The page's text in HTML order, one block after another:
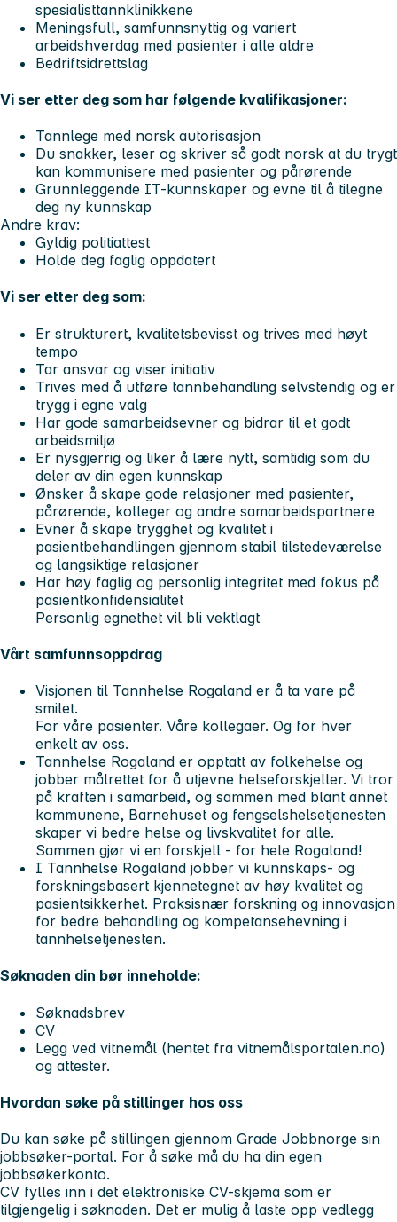
spesialisttannklinikkene
Meningsfull, samfunnsnyttig og variert
arbeidshverdag med pasienter i alle aldre
Bedriftsidrettslag
Vi ser etter deg som har følgende kvalifikasjoner:
Tannlege med norsk autorisasjon
Du snakker, leser og skriver så godt norsk at du trygt
kan kommunisere med pasienter og pårørende
Grunnleggende IT-kunnskaper og evne til å tilegne
deg ny kunnskap
Andre krav:
Gyldig politiattest
Holde deg faglig oppdatert
Vi ser etter deg som:
Er strukturert, kvalitetsbevisst og trives med høyt
tempo
Tar ansvar og viser initiativ
Trives med å utføre tannbehandling selvstendig og er
trygg i egne valg
Har gode samarbeidsevner og bidrar til et godt
arbeidsmiljø
Er nysgjerrig og liker å lære nytt, samtidig som du
deler av din egen kunnskap
Ønsker å skape gode relasjoner med pasienter,
pårørende, kolleger og andre samarbeidspartnere
Evner å skape trygghet og kvalitet i
pasientbehandlingen gjennom stabil tilstedeværelse
og langsiktige relasjoner
Har høy faglig og personlig integritet med fokus på
pasientkonfidensialitet
Personlig egnethet vil bli vektlagt
Vårt samfunnsoppdrag
Visjonen til Tannhelse Rogaland er å ta vare på
smilet.
For våre pasienter. Våre kollegaer. Og for hver
enkelt av oss.
Tannhelse Rogaland er opptatt av folkehelse og
jobber målrettet for å utjevne helseforskjeller. Vi tror
på kraften i samarbeid, og sammen med blant annet
kommunene, Barnehuset og fengselshelsetjenesten
skaper vi bedre helse og livskvalitet for alle.
Sammen gjør vi en forskjell - for hele Rogaland!
I Tannhelse Rogaland jobber vi kunnskaps- og
forskningsbasert kjennetegnet av høy kvalitet og
pasientsikkerhet. Praksisnær forskning og innovasjon
for bedre behandling og kompetansehevning i
tannhelsetjenesten.
Søknaden din bør inneholde:
Søknadsbrev
CV
Legg ved vitnemål (hentet fra vitnemålsportalen.no)
og attester.
Hvordan søke på stillinger hos oss
Du kan søke på stillingen gjennom Grade Jobbnorge sin
jobbsøker-portal. For å søke må du ha din egen
jobbsøkerkonto.
CV fylles inn i det elektroniske CV-skjema som er
tilgjengelig i søknaden. Det er mulig å laste opp vedlegg